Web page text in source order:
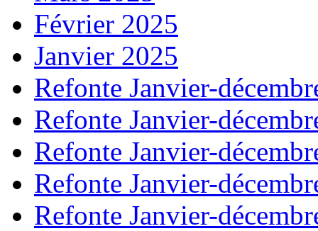
Février 2025
Janvier 2025
Refonte Janvier-
Refonte Janvier-
Refonte Janvier-
Refonte Janvier-
Refonte Janvier-